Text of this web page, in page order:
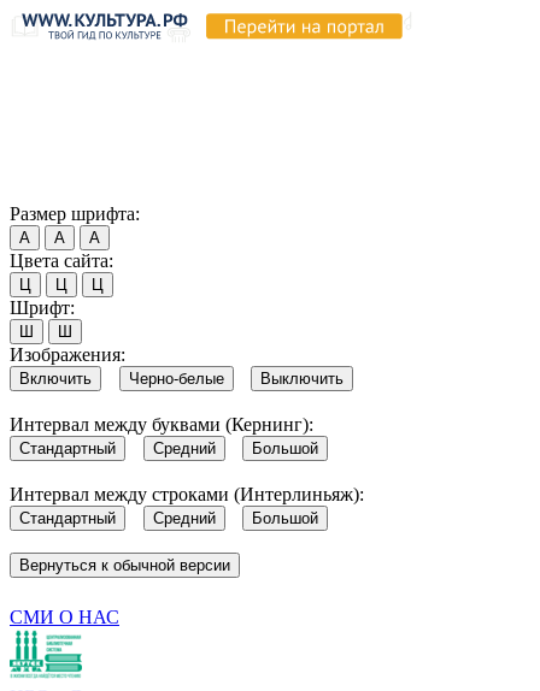
Размер шрифта:
А А А
Цвета сайта:
Ц Ц Ц
Шрифт:
Ш Ш
Изображения:
Включить Черно-белые Выключить
Интервал между буквами (Кернинг):
Стандартный Средний Большой
Интервал между строками (Интерлиньяж):
Стандартный Средний Большой
Вернуться к обычной версии
СМИ О НАС